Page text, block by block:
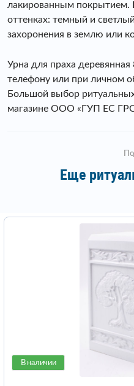
лакированным покрытием.
оттенках: темный и
захоронения в землю или
Урна для праха
телефону или при личном
Большой выбор
магазине ООО «ГУП ЕС
Еще
В наличии